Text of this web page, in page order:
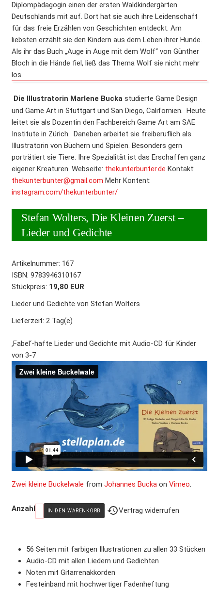
Diplompädagogin einen der ersten Waldkindergärten
Deutschlands mit auf. Dort hat sie auch ihre Leidenschaft
für das freie Erzählen von Geschichten entdeckt. Am
liebsten erzählt sie den Kindern aus dem Leben ihrer Hunde.
Als ihr das Buch „Auge in Auge mit dem Wolf“ von Günther
Bloch in die Hände fiel, ließ das Thema Wolf sie nicht mehr
los.
Die Illustratorin Marlene Buckastudierte Game Design
und Game Art in Stuttgart und San Diego, Californien. Heute
leitet sie als Dozentin den Fachbereich Game Art am SAE
Institute in Zürich. Daneben arbeitet sie freiberuflich als
Illustratorin von Büchern und Spielen. Besonders gern
porträtiert sie Tiere. Ihre Spezialität ist das Erschaffen ganz
eigener Kreaturen. Webseite: thekunterbunter.de Kontakt:
thekunterbunter@gmail.com Mehr Kontent:
instagram.com/thekunterbunter/
Stefan Wolters, Die Kleinen Zuerst –
Lieder und Gedichte
Artikelnummer: 167
ISBN:9783946310167
Stückpreis: 19,80 EUR
Lieder und Gedichte von Stefan Wolters
Lieferzeit: 2 Tag(e)
‚Fabel‘-hafte Lieder und Gedichte mit Audio-CD für Kinder
von 3-7
Zwei kleine Buckelwale fromJohannes Bucka onVimeo
Anzahl Vertrag widerrufen
56 Seiten mit farbigen Illustrationen zu allen 33 Stücken
Audio-CD mit allen Liedern und Gedichten
Noten mit Gitarrenakkorden
Festeinband mit hochwertiger Fadenheftung
Widerrufsformular
WIDERRUF BESTÄTIGEN